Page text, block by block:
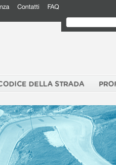
Contatti FAQ
DELLA STRADA